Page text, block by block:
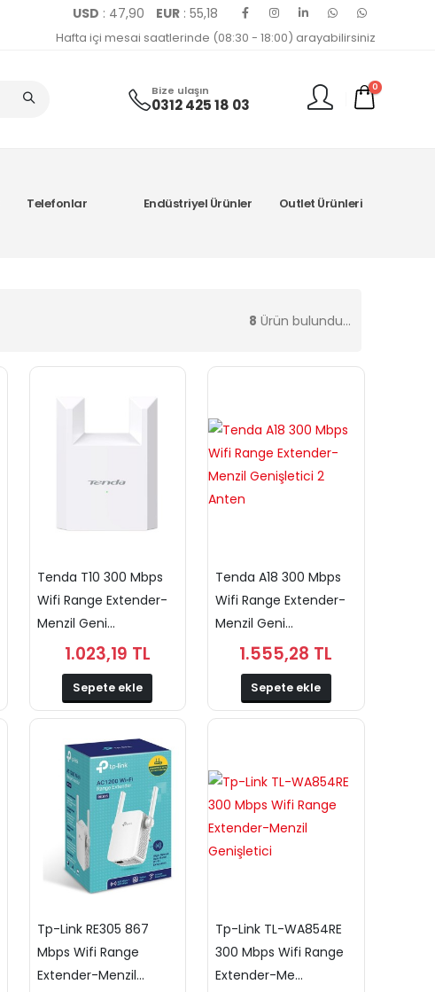
USD : 47,90 EUR: 55,18
Hafta içi mesai saatlerinde (08:30 - 18:00) arayabilirsiniz
Bize ulaşın
0312 425 18 03
0
Telefonlar Endüstriyel Ürünler Outlet Ürünleri
8 Ürün bulundu...
Tenda T10 300 Mbps
Wifi Range Extender-
Menzil Geni...
1.023,19 TL
Sepete ekle
Tenda A18 300 Mbps
Wifi Range Extender-
Menzil Geni...
1.555,28 TL
Sepete ekle
Tp-Link RE305 867
Mbps Wifi Range
Extender-Menzil...
Tp-Link TL-WA854RE
300 Mbps Wifi Range
Extender-Me...